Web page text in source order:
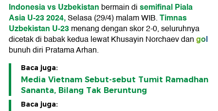
Indonesia vs Uzbekistan bermain disemifinal Piala
Asia U-23 2024,Selasa (29/4) malam WIB.Timnas
Uzbekistan U-23menang dengan skor 2-0, seluruhnya
dicetak di babak kedua lewat Khusayin Norchaev dangol
bunuh diri Pratama Arhan.
Baca juga:
Media Vietnam Sebut-sebut Tumit Ramadhan
Sananta, Bilang Tak Beruntung
Baca juga: